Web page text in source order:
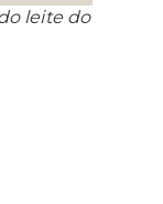
leite do